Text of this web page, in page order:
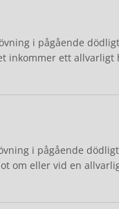
i pågående
inkommer ett allvarligt
i pågående
om eller vid en